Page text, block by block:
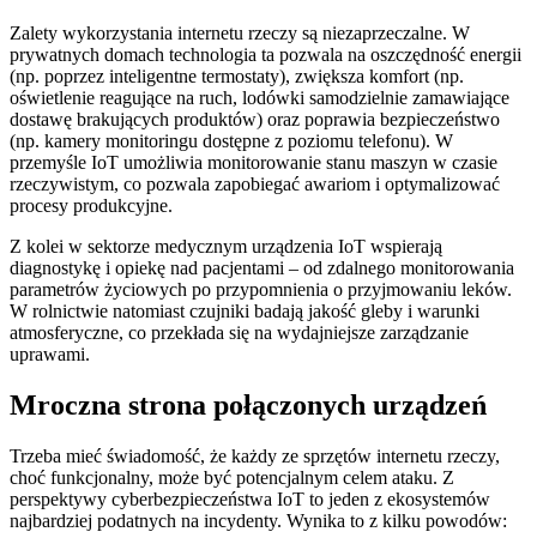
Zalety wykorzystania internetu rzeczy są niezaprzeczalne. W
prywatnych domach technologia ta pozwala na oszczędność energii
(np. poprzez inteligentne termostaty), zwiększa komfort (np.
oświetlenie reagujące na ruch, lodówki samodzielnie zamawiające
dostawę brakujących produktów) oraz poprawia bezpieczeństwo
(np. kamery monitoringu dostępne z poziomu telefonu). W
przemyśle IoT umożliwia monitorowanie stanu maszyn w czasie
rzeczywistym, co pozwala zapobiegać awariom i optymalizować
procesy produkcyjne.
Z kolei w sektorze medycznym urządzenia IoT wspierają
diagnostykę i opiekę nad pacjentami – od zdalnego monitorowania
parametrów życiowych po przypomnienia o przyjmowaniu leków.
W rolnictwie natomiast czujniki badają jakość gleby i warunki
atmosferyczne, co przekłada się na wydajniejsze zarządzanie
uprawami.
Mroczna strona połączonych urządzeń
Trzeba mieć świadomość, że każdy ze sprzętów internetu rzeczy,
choć funkcjonalny, może być potencjalnym celem ataku. Z
perspektywy cyberbezpieczeństwa IoT to jeden z ekosystemów
najbardziej podatnych na incydenty. Wynika to z kilku powodów: